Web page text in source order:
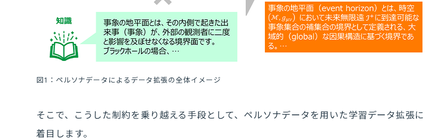
図1：ペルソナデータによるデータ拡張の全体イメージ
そこで、こうした制約を乗り越える手段として、ペルソナデータを用いた学習データ拡張に
着目します。